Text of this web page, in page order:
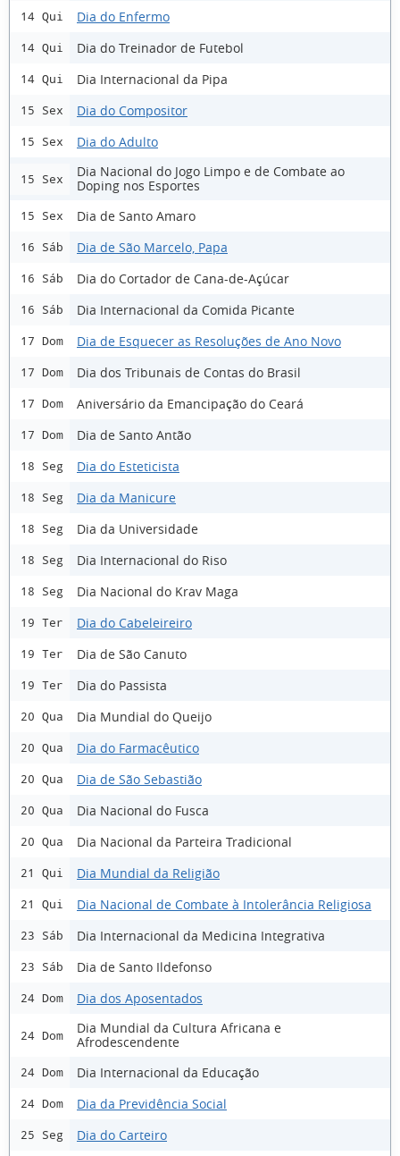
14 Qui Dia do Enfermo
14 Qui Dia do Treinador de Futebol
14 Qui Dia Internacional da Pipa
15 Sex Dia do Compositor
15 Sex Dia do Adulto
15 Sex
Dia Nacional do Jogo Limpo e de Combate ao
Doping nos Esportes
15 Sex Dia de Santo Amaro
16 Sáb Dia de São Marcelo, Papa
16 Sáb Dia do Cortador de Cana-de-Açúcar
16 Sáb Dia Internacional da Comida Picante
17 Dom Dia de Esquecer as Resoluções de Ano Novo
17 Dom Dia dos Tribunais de Contas do Brasil
17 Dom Aniversário da Emancipação do Ceará
17 Dom Dia de Santo Antão
18 Seg Dia do Esteticista
18 Seg Dia da Manicure
18 Seg Dia da Universidade
18 Seg Dia Internacional do Riso
18 Seg Dia Nacional do Krav Maga
19 Ter Dia do Cabeleireiro
19 Ter Dia de São Canuto
19 Ter Dia do Passista
20 Qua Dia Mundial do Queijo
20 Qua Dia do Farmacêutico
20 Qua Dia de São Sebastião
20 Qua Dia Nacional do Fusca
20 Qua Dia Nacional da Parteira Tradicional
21 Qui Dia Mundial da Religião
21 Qui Dia Nacional de Combate à Intolerância Religiosa
23 Sáb Dia Internacional da Medicina Integrativa
23 Sáb Dia de Santo Ildefonso
24 Dom Dia dos Aposentados
24 Dom
Dia Mundial da Cultura Africana e
Afrodescendente
24 Dom Dia Internacional da Educação
24 Dom Dia da Previdência Social
25 Seg Dia do Carteiro